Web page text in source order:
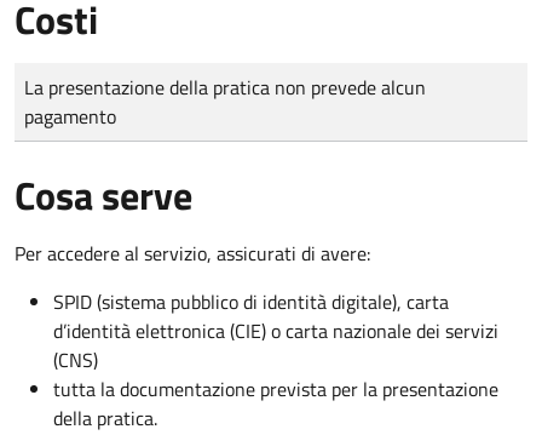
Costi
Tipo di pagamento
Importo
La presentazione della pratica non prevede alcun
pagamento
Cosa serve
Per accedere al servizio, assicurati di avere:
SPID (sistema pubblico di identità digitale), carta
d’identità elettronica (CIE) o carta nazionale dei servizi
(CNS)
tutta la documentazione prevista per la presentazione
della pratica.